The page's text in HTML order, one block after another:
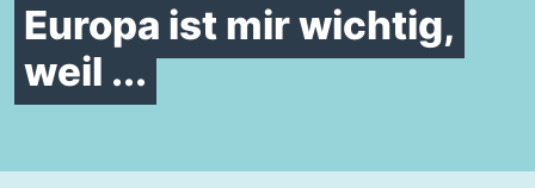
Europa ist mir wichtig,
weil ...